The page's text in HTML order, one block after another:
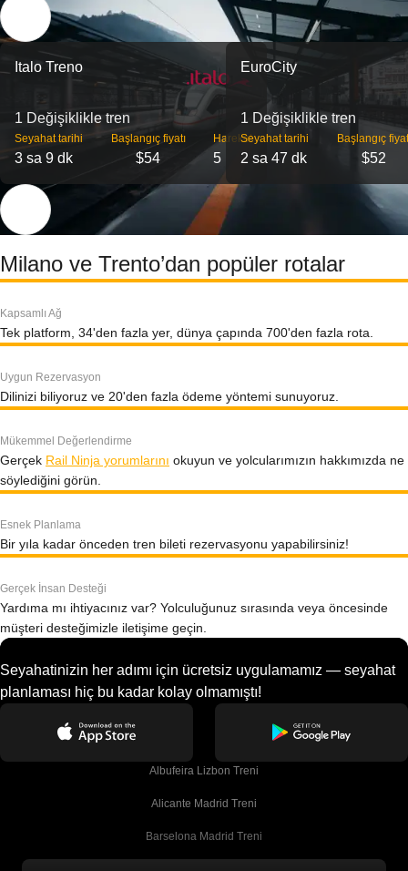
Italo Treno
1 Değişiklikle tren
Seyahat tarihi
3 sa 9 dk
Başlangıç ​​fiyatı
$54
Hareket
5
EuroCity
1 Değişiklikle tren
Seyahat tarihi
2 sa 47 dk
Başlangıç
$52
Milano ve Trento’dan popüler rotalar
Kapsamlı Ağ
Tek platform, 34'den fazla yer, dünya çapında 700'den fazla rota.
Uygun Rezervasyon
Dilinizi biliyoruz ve 20'den fazla ödeme yöntemi sunuyoruz.
Mükemmel Değerlendirme
Gerçek Rail Ninja yorumlarını okuyun ve yolcularımızın hakkımızda ne
söylediğini görün.
Esnek Planlama
Bir yıla kadar önceden tren bileti rezervasyonu yapabilirsiniz!
Gerçek İnsan Desteği
Yardıma mı ihtiyacınız var? Yolculuğunuz sırasında veya öncesinde
müşteri desteğimizle iletişime geçin.
Seyahatinizin her adımı için ücretsiz uygulamamız — seyahat
planlaması hiç bu kadar kolay olmamıştı!
Albufeira Lizbon Treni
Alicante Madrid Treni
Barselona Madrid Treni